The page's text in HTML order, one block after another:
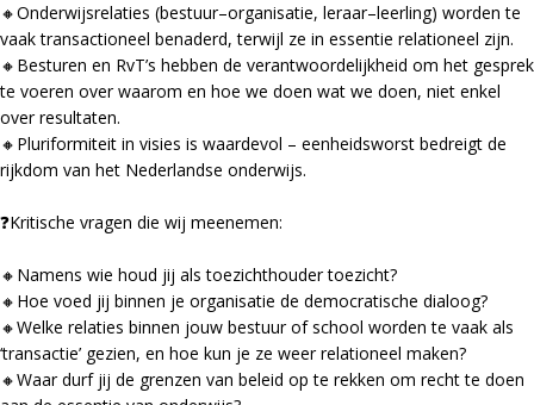
🔸Onderwijsrelaties (bestuur–organisatie, leraar–leerling) worden te
vaak transactioneel benaderd, terwijl ze in essentie relationeel zijn.
🔸Besturen en RvT’s hebben de verantwoordelijkheid om het gesprek
te voeren over waarom en hoe we doen wat we doen, niet enkel
over resultaten.
🔸Pluriformiteit in visies is waardevol – eenheidsworst bedreigt de
rijkdom van het Nederlandse onderwijs.
❓Kritische vragen die wij meenemen:
🔸Namens wie houd jij als toezichthouder toezicht?
🔸Hoe voed jij binnen je organisatie de democratische dialoog?
🔸Welke relaties binnen jouw bestuur of school worden te vaak als
‘transactie’ gezien, en hoe kun je ze weer relationeel maken?
🔸Waar durf jij de grenzen van beleid op te rekken om recht te doen